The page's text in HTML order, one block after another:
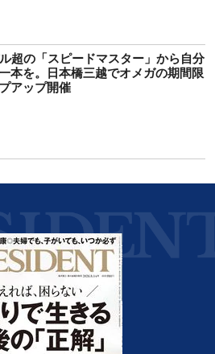
超の「スピードマスター」から自分
本を。日本橋三越でオメガの期間限
アップ開催